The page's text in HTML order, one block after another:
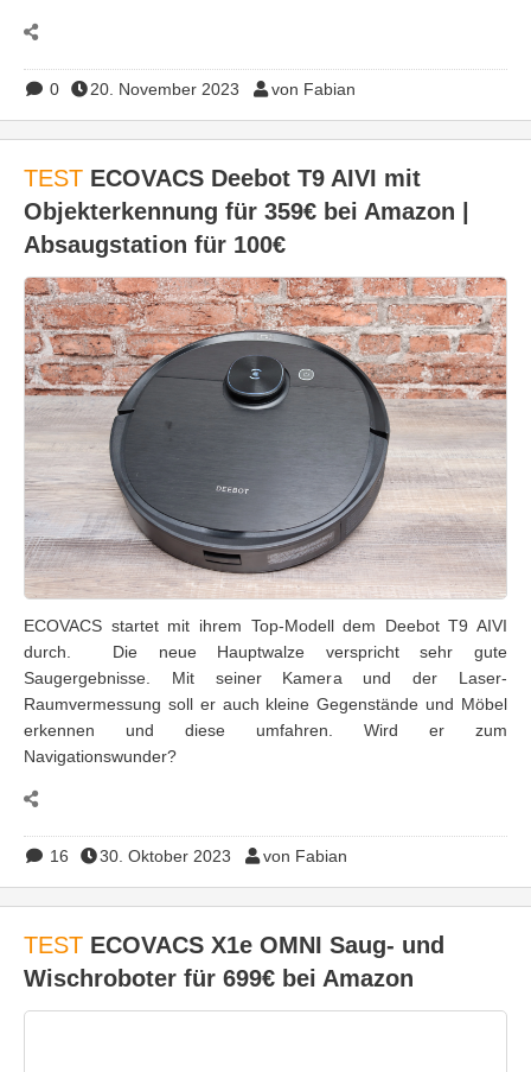
0 20. November 2023 von Fabian
TEST ECOVACS Deebot T9 AIVI mit
Objekterkennung für 359€ bei Amazon |
Absaugstation für 100€
ECOVACS startet mit ihrem Top-Modell dem Deebot T9 AIVI
durch. Die neue Hauptwalze verspricht sehr gute
Saugergebnisse. Mit seiner Kamera und der Laser-
Raumvermessung soll er auch kleine Gegenstände und Möbel
erkennen und diese umfahren. Wird er zum
Navigationswunder?
16 30. Oktober 2023 von Fabian
TEST ECOVACS X1e OMNI Saug- und
Wischroboter für 699€ bei Amazon